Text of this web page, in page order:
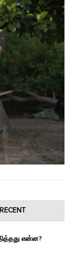
RECENT
என்ன?